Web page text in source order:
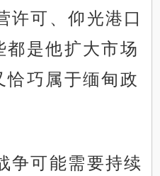
许可、仰光港口
是他扩大市场
恰巧属于缅甸政
争可能需要持续